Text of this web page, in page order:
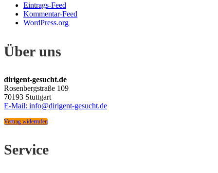
Eintrags-Feed
Kommentar-Feed
WordPress.org
Über uns
dirigent-gesucht.de
Rosenbergstraße 109
70193 Stuttgart
E-Mail: info@dirigent-gesucht.de
Vertrag widerrufen
Service